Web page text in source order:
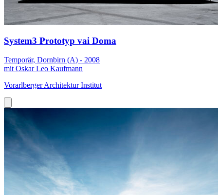
System3 Prototyp vai Doma
Temporär, Dornbirn (A) - 2008
mit Oskar Leo Kaufmann
Vorarlberger Architektur Institut